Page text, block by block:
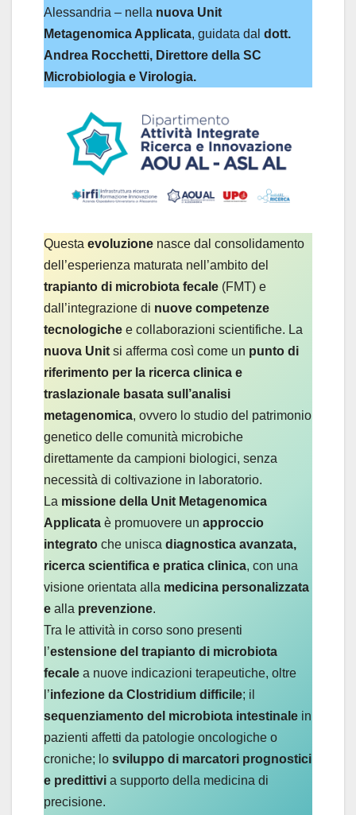
Alessandria – nella nuova Unit
Metagenomica Applicata, guidata dal dott.
Andrea Rocchetti, Direttore della SC
Microbiologia e Virologia.
Questa evoluzione nasce dal consolidamento
dell’esperienza maturata nell’ambito del
trapianto di microbiota fecale (FMT) e
dall’integrazione di nuove competenze
tecnologiche e collaborazioni scientifiche. La
nuova Unit si afferma così come un punto di
riferimento per la ricerca clinica e
traslazionale basata sull’analisi
metagenomica, ovvero lo studio del patrimonio
genetico delle comunità microbiche
direttamente da campioni biologici, senza
necessità di coltivazione in laboratorio.
La missione della Unit Metagenomica
Applicata è promuovere un approccio
integrato che unisca diagnostica avanzata,
ricerca scientifica e pratica clinica, con una
visione orientata alla medicina personalizzata
e alla prevenzione.
Tra le attività in corso sono presenti
l’estensione del trapianto di microbiota
fecale a nuove indicazioni terapeutiche, oltre
l’infezione da Clostridium difficile; il
sequenziamento del microbiota intestinale in
pazienti affetti da patologie oncologiche o
croniche; lo sviluppo di marcatori prognostici
e predittivi a supporto della medicina di
precisione.